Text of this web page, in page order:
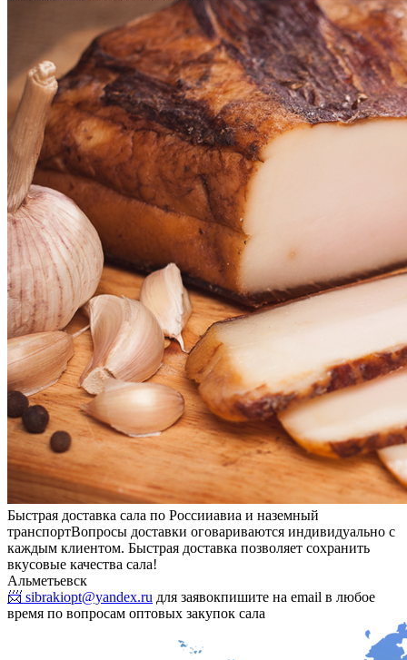
Быстрая доставка сала по Россииавиа и наземный
транспортВопросы доставки оговариваются индивидуально с
каждым клиентом. Быстрая доставка позволяет сохранить
вкусовые качества сала!
Альметьевск
📨 sibrakiopt@yandex.ru для заявокпишите на email в любое
время по вопросам оптовых закупок сала